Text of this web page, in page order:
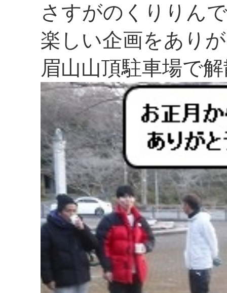
さすがのくりりん
楽しい企画をあり
眉山山頂駐車場で